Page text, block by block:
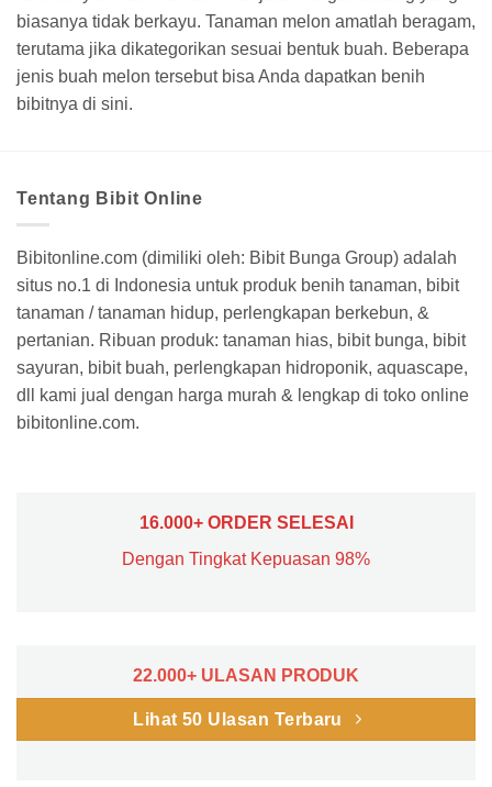
biasanya tidak berkayu. Tanaman melon amatlah beragam,
terutama jika dikategorikan sesuai bentuk buah. Beberapa
jenis buah melon tersebut bisa Anda dapatkan benih
bibitnya di sini.
Tentang Bibit Online
Bibitonline.com (dimiliki oleh: Bibit Bunga Group) adalah
situs no.1 di Indonesia untuk produk benih tanaman, bibit
tanaman / tanaman hidup, perlengkapan berkebun, &
pertanian. Ribuan produk: tanaman hias, bibit bunga, bibit
sayuran, bibit buah, perlengkapan hidroponik, aquascape,
dll kami jual dengan harga murah & lengkap di toko online
bibitonline.com.
16.000+ ORDER SELESAI
Dengan Tingkat Kepuasan 98%
22.000+ ULASAN PRODUK
Lihat 50 Ulasan Terbaru